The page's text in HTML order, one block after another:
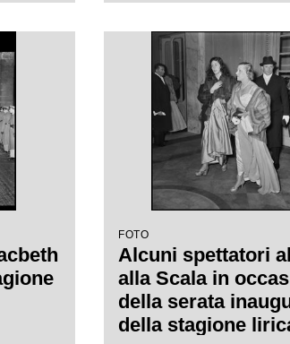
la
FOTO
Alcuni spettatori
alla Scala in
della serata
della stagione